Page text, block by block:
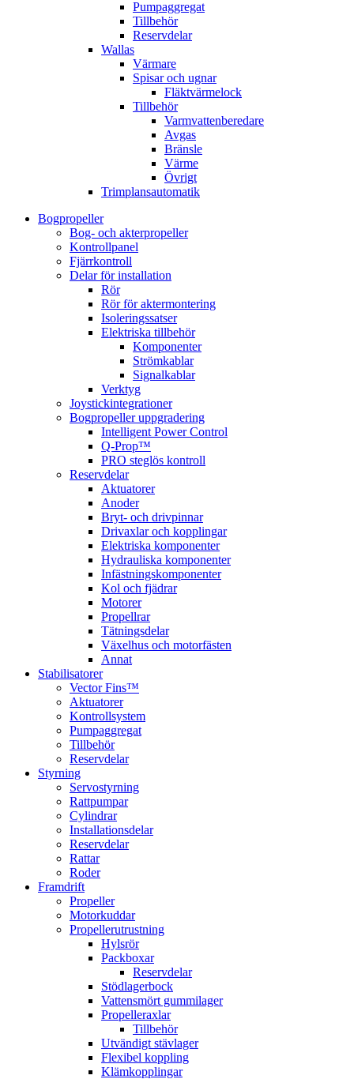
Pumpaggregat
Tillbehör
Reservdelar
Wallas
Värmare
Spisar och ugnar
Fläktvärmelock
Tillbehör
Varmvattenberedare
Avgas
Bränsle
Värme
Övrigt
Trimplansautomatik
Bogpropeller
Bog- och akterpropeller
Kontrollpanel
Fjärrkontroll
Delar för installation
Rör
Rör för aktermontering
Isoleringssatser
Elektriska tillbehör
Komponenter
Strömkablar
Signalkablar
Verktyg
Joystickintegrationer
Bogpropeller uppgradering
Intelligent Power Control
Q-Prop™
PRO steglös kontroll
Reservdelar
Aktuatorer
Anoder
Bryt- och drivpinnar
Drivaxlar och kopplingar
Elektriska komponenter
Hydrauliska komponenter
Infästningskomponenter
Kol och fjädrar
Motorer
Propellrar
Tätningsdelar
Växelhus och motorfästen
Annat
Stabilisatorer
Vector Fins™
Aktuatorer
Kontrollsystem
Pumpaggregat
Tillbehör
Reservdelar
Styrning
Servostyrning
Rattpumpar
Cylindrar
Installationsdelar
Reservdelar
Rattar
Roder
Framdrift
Propeller
Motorkuddar
Propellerutrustning
Hylsrör
Packboxar
Reservdelar
Stödlagerbock
Vattensmört gummilager
Propelleraxlar
Tillbehör
Utvändigt stävlager
Flexibel koppling
Klämkopplingar